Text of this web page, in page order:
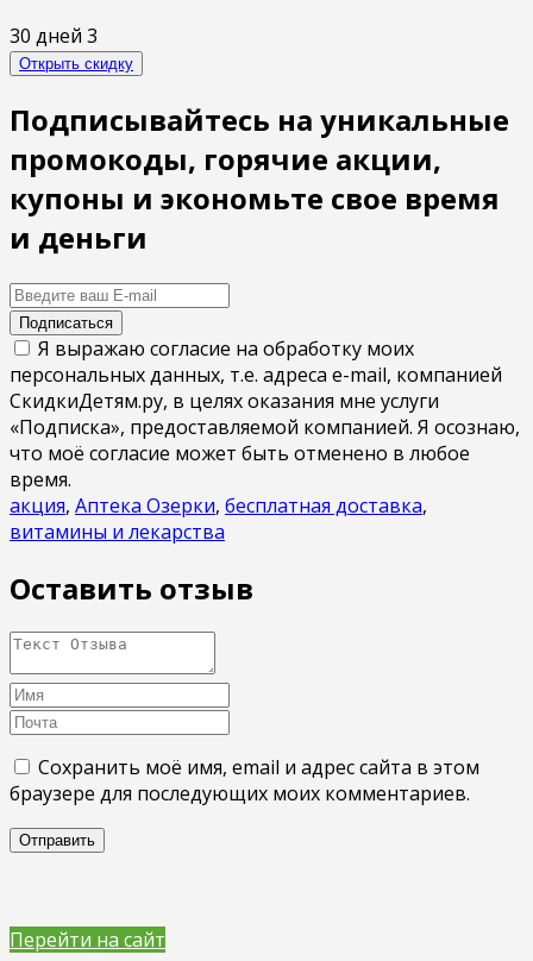
30 дней 3
Открыть скидку
Подписывайтесь на уникальные
промокоды, горячие акции,
купоны и экономьте свое время
и деньги
Подписаться
Я выражаю согласие на обработку моих
персональных данных, т.е. адреса e-mail, компанией
СкидкиДетям.ру, в целях оказания мне услуги
«Подписка», предоставляемой компанией. Я осознаю,
что моё согласие может быть отменено в любое
время.
акция, Аптека Озерки, бесплатная доставка,
витамины и лекарства
Оставить отзыв
Сохранить моё имя, email и адрес сайта в этом
браузере для последующих моих комментариев.
Перейти на сайт